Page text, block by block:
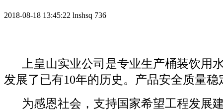
2018-08-18 13:45:22 lnshsq 736
上皇山实业公司是专业生产桶装饮用
发展了已有10年的历史。产品安全质量稳
为感恩社会，支持国家希望工程发展